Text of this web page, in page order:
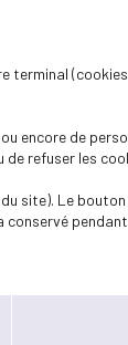
terminal
encore de
refuser les
site). Le
pendant